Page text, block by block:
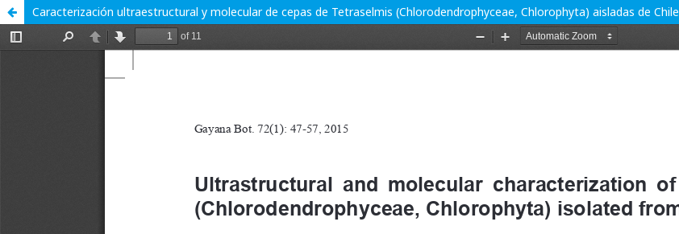
Caracterización ultraestructural y molecular de cepas de Tetraselmis (Chlorodendrophyceae, Chlorophyta) aisladas de Chile